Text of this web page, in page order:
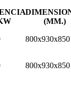
(MM.)
800x930x850
800x930x850